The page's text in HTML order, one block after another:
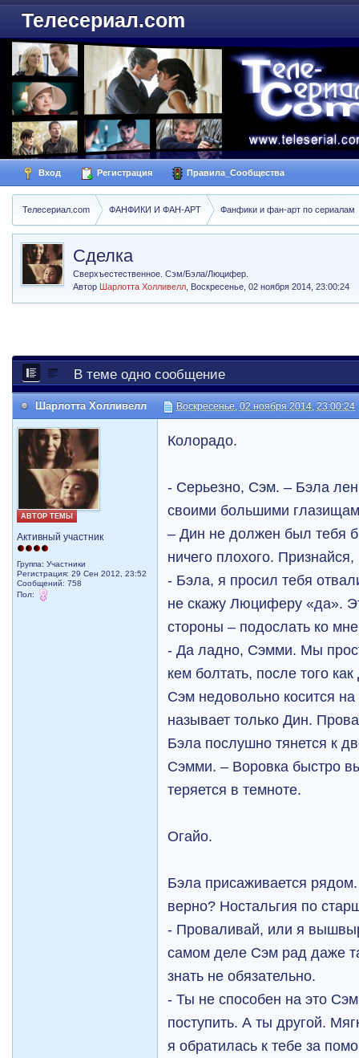
Телесериал.com
Вход Регистрация Правила_Сообщества
Телесериал.com ФАНФИКИ И ФАН-АРТ Фанфики и фан-арт по сериалам
Сделка
Сверхъестественное. Сэм/Бэла/Люцифер.
Автор Шарлотта Холливелл Воскресенье, 02 ноября 2014, 23:00:24
В теме одно сообщение
Шарлотта Холливелл Воскресенье, 02 ноября 2014, 23:00:24
АВТОР ТЕМЫ
Активный участник
Группа: Участники
Регистрация: 29 Сен 2012, 23:52
Сообщений: 758
Пол:
Колорадо.
- Серьезно, Сэм. – Бэла
своими большими
– Дин не должен был тебя
ничего плохого.
- Бэла, я просил тебя
не скажу Люциферу «да».
стороны – подослать ко
- Да ладно, Сэмми. Мы
кем болтать, после того
Сэм недовольно косится
называет только Дин.
Бэла послушно тянется к
Сэмми. – Воровка быстро
теряется в темноте.
Огайо.
Бэла присаживается
верно? Ностальгия по
- Проваливай, или я
самом деле Сэм рад даже
знать не обязательно.
- Ты не способен на это
поступить. А ты другой.
я обратилась к тебе за